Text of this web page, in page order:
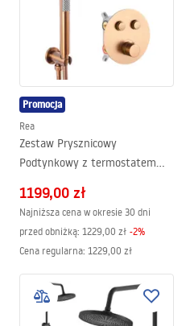
Promocja
Rea
Zestaw Prysznicowy
Podtynkowy z termostatem
BOX
1199,00 zł
Najniższa cena w okresie 30 dni
przed obniżką: 1229,00 zł -2%
Cena regularna: 1229,00 zł